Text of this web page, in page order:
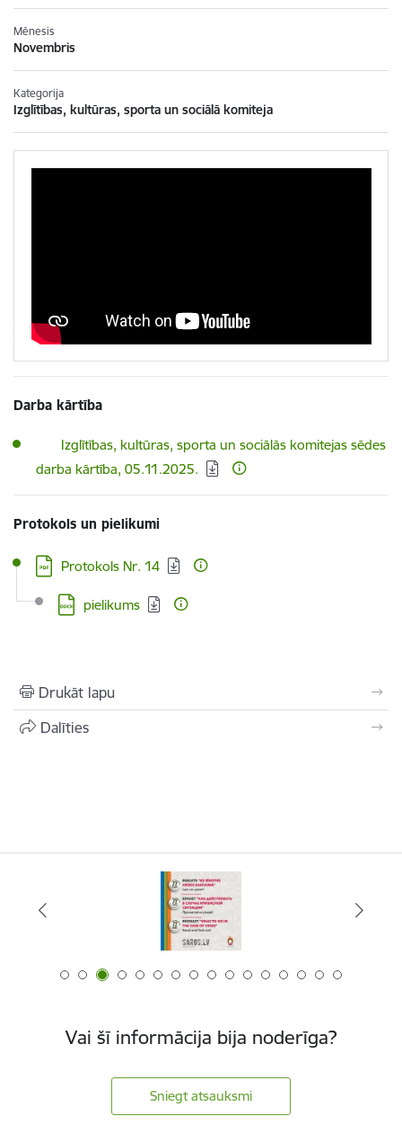
Mēnesis
Novembris
Kategorija
Izglītības, kultūras, sporta un sociālā komiteja
Darba kārtība
Lejupielādēt:
Izglītības, kultūras, sporta un sociālās komitejas sēdes
darba kārtība, 05.11.2025.
Protokols un pielikumi
Lejupielādēt:
Protokols Nr. 14
Lejupielādēt:
pielikums
Drukāt lapu
Dalīties
Vai šī informācija bija noderīga?
Sniegt atsauksmi